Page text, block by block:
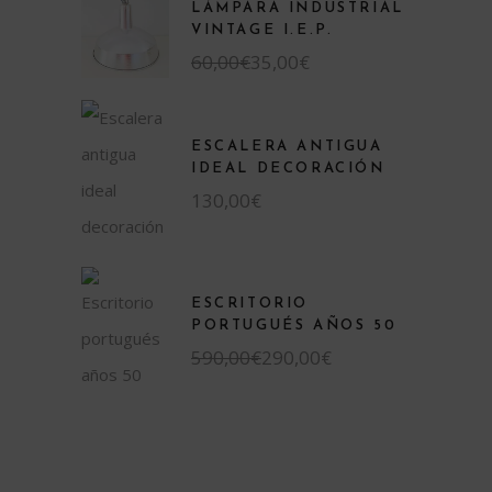
LÁMPARA INDUSTRIAL
VINTAGE I.E.P.
60,00€
El
precio
60,00€.
35,00€
El
precio
35,00€.
ESCALERA ANTIGUA
IDEAL DECORACIÓN
130,00€
ESCRITORIO
PORTUGUÉS AÑOS 50
590,00€
El
precio
290,00€
El
precio